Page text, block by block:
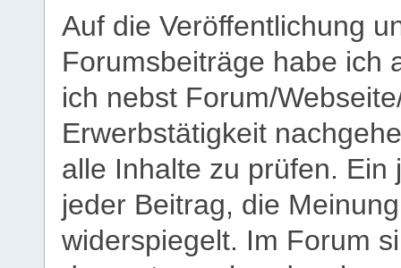
Auf die Veröffentlichung
Forumsbeiträge habe ich
ich nebst Forum/
Erwerbstätigkeit
alle Inhalte zu prüfen.
jeder Beitrag, die
widerspiegelt. Im Forum